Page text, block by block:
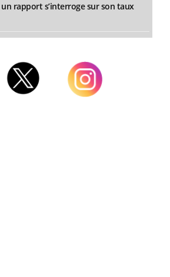
rapport s’interroge sur son taux